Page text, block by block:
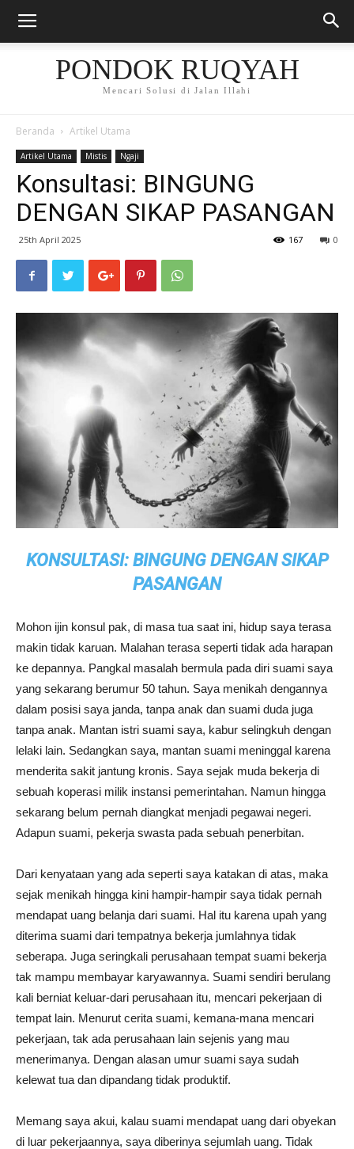
PONDOK RUQYAH
Mencari Solusi di Jalan Illahi
Beranda Artikel Utama
Artikel Utama Mistis Ngaji
Konsultasi: BINGUNG
DENGAN SIKAP PASANGAN
25th April 2025 0
167
KONSULTASI: BINGUNG DENGAN SIKAP
PASANGAN
Mohon ijin konsul pak, di masa tua saat ini, hidup saya terasa
makin tidak karuan. Malahan terasa seperti tidak ada harapan
ke depannya. Pangkal masalah bermula pada diri suami saya
yang sekarang berumur 50 tahun. Saya menikah dengannya
dalam posisi saya janda, tanpa anak dan suami duda juga
tanpa anak. Mantan istri suami saya, kabur selingkuh dengan
lelaki lain. Sedangkan saya, mantan suami meninggal karena
menderita sakit jantung kronis. Saya sejak muda bekerja di
sebuah koperasi milik instansi pemerintahan. Namun hingga
sekarang belum pernah diangkat menjadi pegawai negeri.
Adapun suami, pekerja swasta pada sebuah penerbitan.
Dari kenyataan yang ada seperti saya katakan di atas, maka
sejak menikah hingga kini hampir-hampir saya tidak pernah
mendapat uang belanja dari suami. Hal itu karena upah yang
diterima suami dari tempatnya bekerja jumlahnya tidak
seberapa. Juga seringkali perusahaan tempat suami bekerja
tak mampu membayar karyawannya. Suami sendiri berulang
kali berniat keluar-dari perusahaan itu, mencari pekerjaan di
tempat lain. Menurut cerita suami, kemana-mana mencari
pekerjaan, tak ada perusahaan lain sejenis yang mau
menerimanya. Dengan alasan umur suami saya sudah
kelewat tua dan dipandang tidak produktif.
Memang saya akui, kalau suami mendapat uang dari obyekan
di luar pekerjaannya, saya diberinya sejumlah uang. Tidak